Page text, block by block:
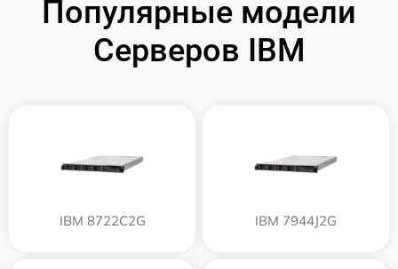
Популярные модели
Серверов IBM
IBM 8722C2G IBM 7944J2G